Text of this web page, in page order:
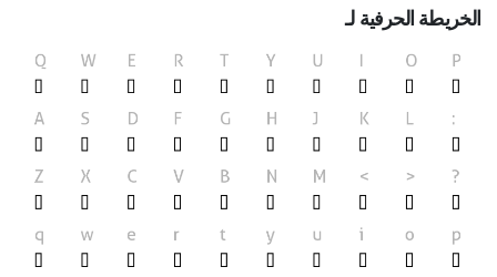
الخريطة الحرفية لـ